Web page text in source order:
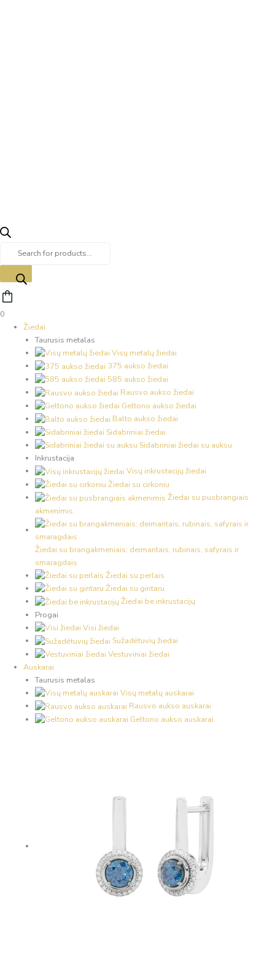
0
Žiedai
Taurusis metalas
Visų metalų žiedai
375 aukso žiedai
585 aukso žiedai
Rausvo aukso žiedai
Geltono aukso žiedai
Balto aukso žiedai
Sidabriniai žiedai
Sidabriniai žiedai su auksu
Inkrustacija
Visų inkrustacijų žiedai
Žiedai su cirkoniu
Žiedai su pusbrangiais
akmenimis
Žiedai su brangakmeniais: deimantais, rubinais, safyrais ir
smaragdais
Žiedai su perlais
Žiedai su gintaru
Žiedai be inkrustacijų
Progai
Visi žiedai
Sužadėtuvių žiedai
Vestuviniai žiedai
Auskarai
Taurusis metalas
Visų metalų auskarai
Rausvo aukso auskarai
Geltono aukso auskarai